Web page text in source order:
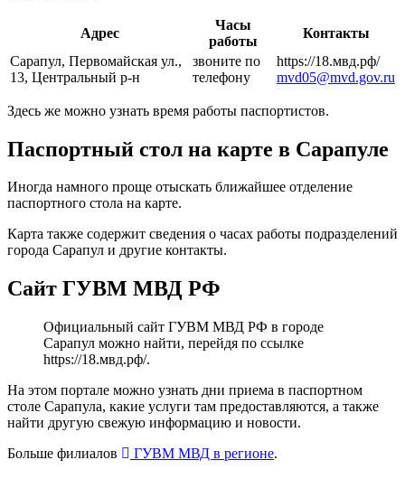
Адрес
Часы
работы
Контакты
Сарапул, Первомайская ул.,
13, Центральный р-н
звоните по
телефону
https://18.мвд.рф/
mvd05@mvd.gov.ru
Здесь же можно узнать время работы паспортистов.
Паспортный стол на карте в Сарапуле
Иногда намного проще отыскать ближайшее отделение
паспортного стола на карте.
Карта также содержит сведения о часах работы подразделений
города Сарапул и другие контакты.
Сайт ГУВМ МВД РФ
Официальный сайт ГУВМ МВД РФ в городе
Сарапул можно найти, перейдя по ссылке
https://18.мвд.рф/.
На этом портале можно узнать дни приема в паспортном
столе Сарапула, какие услуги там предоставляются, а также
найти другую свежую информацию и новости.
Больше филиалов
ГУВМ МВД в регионе.